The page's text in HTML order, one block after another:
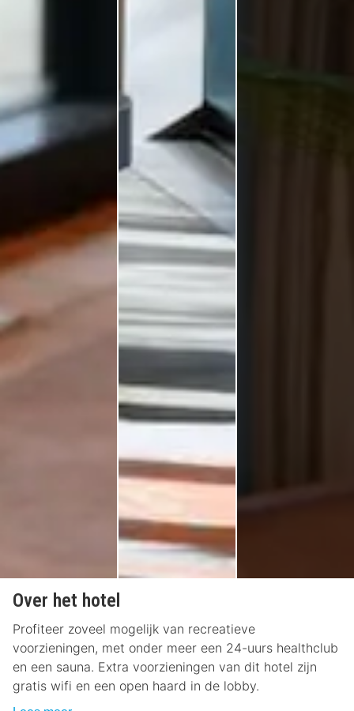
Over het hotel
Profiteer zoveel mogelijk van recreatieve
voorzieningen, met onder meer een 24-uurs healthclub
en een sauna. Extra voorzieningen van dit hotel zijn
gratis wifi en een open haard in de lobby.